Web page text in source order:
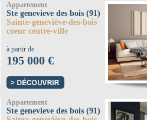
Appartement
Ste genevieve des bois (91)
Sainte-geneviève-des-bois
coeur centre-ville
à partir de
195 000 €
Appartement
Ste genevieve des bois (91)